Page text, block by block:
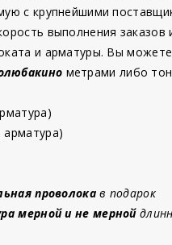
с крупнейшими
выполнения заказов
и арматуры. Вы можете
метрами либо
проволокав подарок
мерной и не мерной